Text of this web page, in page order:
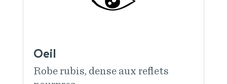
Oeil
Robe rubis, dense aux reflets